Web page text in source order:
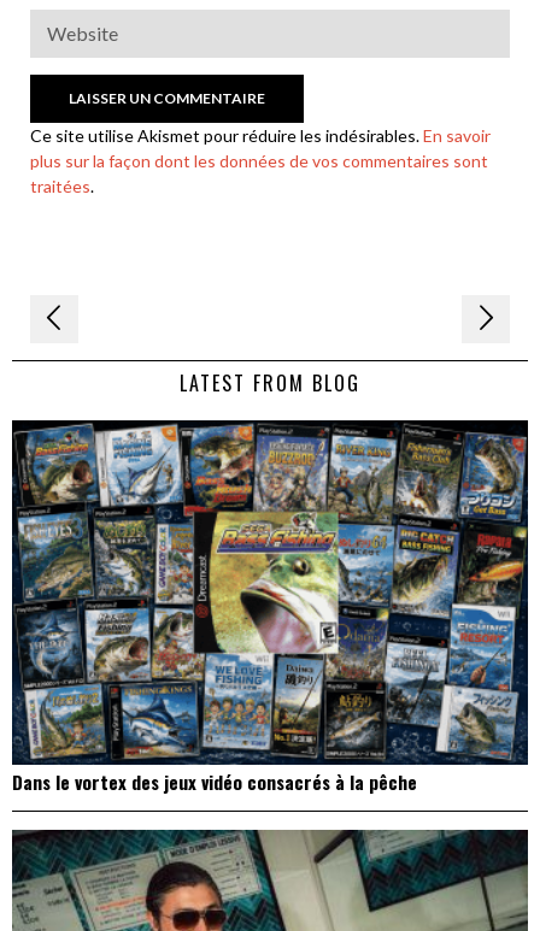
Ce site utilise Akismet pour réduire les indésirables.En savoir
plus sur la façon dont les données de vos commentaires sont
traitées.
Navigation
de LATEST FROM BLOG
Dans le vortex des jeux vidéo consacrés à la pêche